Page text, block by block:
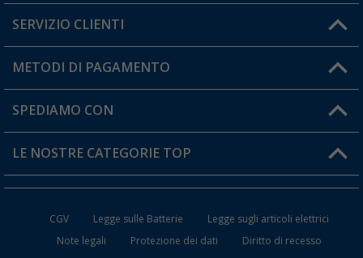
Diventare rivenditori
Il mio Account
Carta fedeltà Berger
SERVIZIO CLIENTI
Informazioni sulla spedizione
Resi
FAQ e Contatti
METODI DI PAGAMENTO
SPEDIAMO CON
LE NOSTRE CATEGORIE TOP
WC da Campeggio
CGV Legge sulle Batterie
Legge sugli articoli elettrici
Note legali
Protezione dei dati
Diritto di recesso